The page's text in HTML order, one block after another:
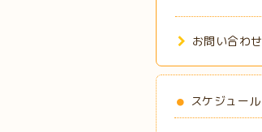
お問い合わせ
スケジュール